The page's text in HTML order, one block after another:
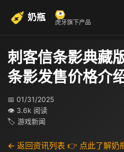
奶瓶 虎牙旗下产品
刺客信条影典藏
条影发售价格介
📅 01/31/2025
👁 3.6k 阅读
🏷 游戏新闻
← 返回资讯列表 👉 点此了解奶